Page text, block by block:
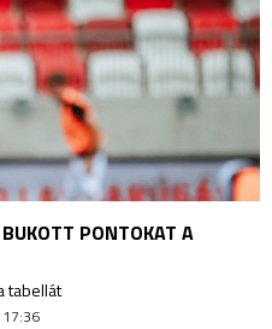
PONTOKAT A
tabellát